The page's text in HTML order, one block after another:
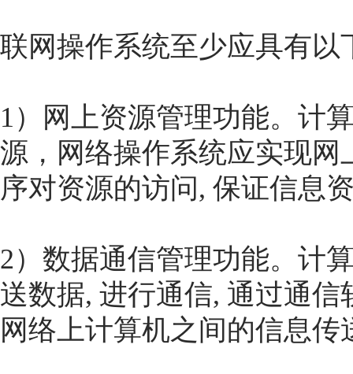
联网操作系统至少应具有以
1）网上资源管理功能。计
源，网络操作系统应实现
序对资源的访问, 保证信息
2）数据通信管理功能。计
送数据, 进行通信, 通过通
网络上计算机之间的信息传